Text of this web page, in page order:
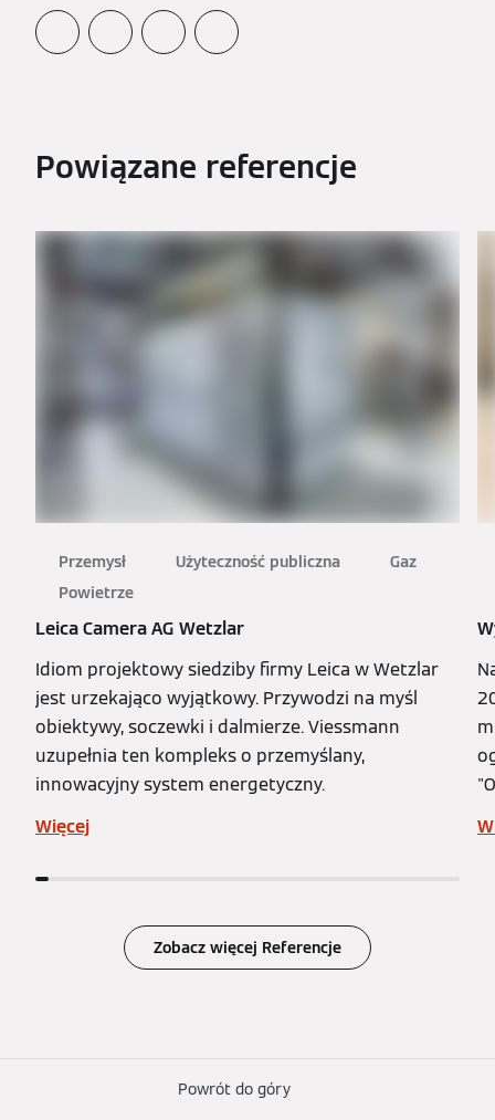
Powiązane referencje
Przemysł Użyteczność publiczna
Gaz
Powietrze
Leica Camera AG Wetzlar
Idiom projektowy siedziby firmy Leica w Wetzlar
jest urzekająco wyjątkowy. Przywodzi na myśl
obiektywy, soczewki i dalmierze. Viessmann
uzupełnia ten kompleks o przemyślany,
innowacyjny system energetyczny.
Więcej
Zobacz więcej Referencje
Powrót do góry